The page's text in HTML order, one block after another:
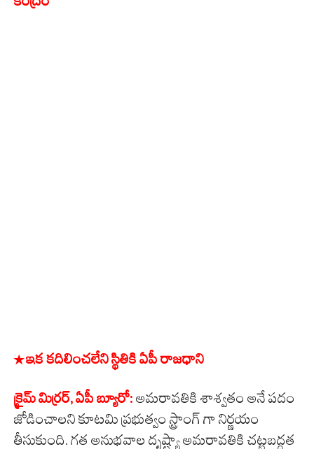
* ఇక కదిలించలేని స్థితికి ఏపీ రాజధాని
క్రైమ్ మిర్రర్, ఏపీ బ్యూరో: అమరావతికి శాశ్వతం అనే పదం
జోడించాలని కూటమి ప్రభుత్వం స్ట్రాంగ్ గా నిర్ణయం
తీసుకుంది. గత అనుభవాల దృష్ట్యా అమరావతికి చట్టబద్ధత